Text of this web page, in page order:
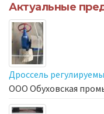
Актуальные
Дроссель
ООО Обуховская